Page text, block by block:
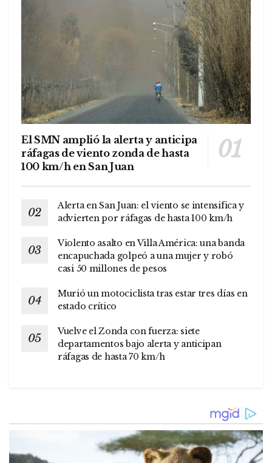
El SMN amplió la alerta y anticipa
ráfagas de viento zonda de hasta
100 km/h en San Juan
Alerta en San Juan: el viento se intensifica y
advierten por ráfagas de hasta 100 km/h
Violento asalto en Villa América: una banda
encapuchada golpeó a una mujer y robó
casi 50 millones de pesos
Murió un motociclista tras estar tres días en
estado crítico
Vuelve el Zonda con fuerza: siete
departamentos bajo alerta y anticipan
ráfagas de hasta 70 km/h